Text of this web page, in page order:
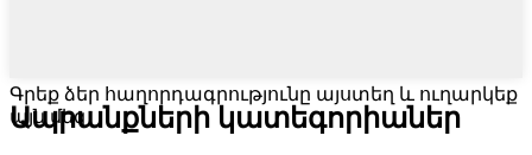
Գրեք ձեր հաղորդագրությունը այստեղ և ուղարկեք
այն մեզ
Ապրանքների կատեգորիաներ